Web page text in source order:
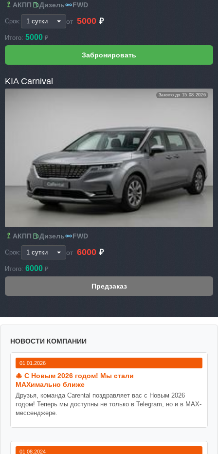
АКПП Дизель FWD
Срок: от 5000 ₽
Итого: 5000 ₽
KIA Carnival
Занято до 15.08.2026
АКПП Дизель FWD
Срок: от 6000 ₽
Итого: 6000 ₽
НОВОСТИ КОМПАНИИ
01.01.2026
🎄 С Новым 2026 годом! Мы стали
MAXимально ближе
Друзья, команда Carental поздравляет вас с Новым 2026
годом! Теперь мы доступны не только в Telegram, но и в MAX-
мессенджере.
01.08.2024